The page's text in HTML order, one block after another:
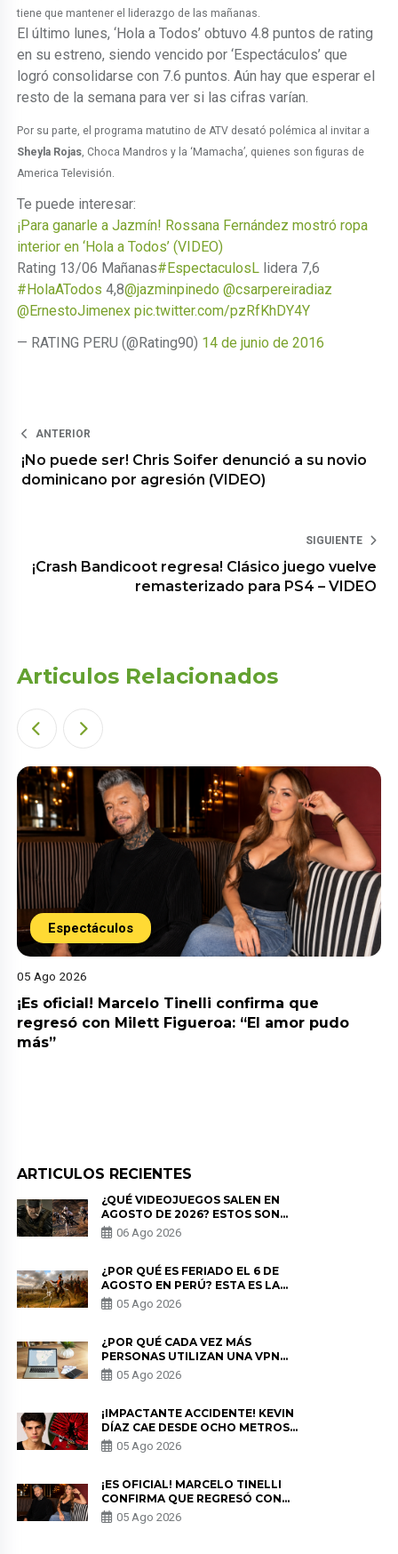
tiene que mantener el liderazgo de las mañanas.
El último lunes, ‘Hola a Todos’ obtuvo 4.8 puntos de rating
en su estreno, siendo vencido por ‘Espectáculos’ que
logró consolidarse con 7.6 puntos. Aún hay que esperar el
resto de la semana para ver si las cifras varían.
Por su parte, el programa matutino de ATV desató polémica al invitar a
Sheyla Rojas , Choca Mandros y la ‘Mamacha’, quienes son figuras de
America Televisión.
Te puede interesar:
¡Para ganarle a Jazmín! Rossana Fernández mostró ropa
interior en ‘Hola a Todos’ (VIDEO)
Rating 13/06 Mañanas#EspectaculosL lidera 7,6
#HolaATodos 4,8@jazminpinedo @csarpereiradiaz
@ErnestoJimenex pic.twitter.com/pzRfKhDY4Y
— RATING PERU (@Rating90) 14 de junio de 2016
ANTERIOR
¡No puede ser! Chris Soifer denunció a su novio
dominicano por agresión (VIDEO)
SIGUIENTE
¡Crash Bandicoot regresa! Clásico juego vuelve
remasterizado para PS4 – VIDEO
Articulos Relacionados
Espectáculos
05 Ago 2026
¡Es oficial! Marcelo Tinelli confirma que
regresó con Milett Figueroa: “El amor pudo
más”
ARTICULOS RECIENTES
¿QUÉ VIDEOJUEGOS SALEN EN
AGOSTO DE 2026? ESTOS SON
LOS ESTRENOS MÁS ESPERADOS
06 Ago 2026
¿POR QUÉ ES FERIADO EL 6 DE
AGOSTO EN PERÚ? ESTA ES LA
HISTORIA
05 Ago 2026
¿POR QUÉ CADA VEZ MÁS
PERSONAS UTILIZAN UNA VPN
PARA PROTEGER SU
PRIVACIDAD?
05 Ago 2026
¡IMPACTANTE ACCIDENTE! KEVIN
DÍAZ CAE DESDE OCHO METROS
EN “ESTO ES GUERRA” Y GENERA
PREOCUPACIÓN
05 Ago 2026
¡ES OFICIAL! MARCELO TINELLI
CONFIRMA QUE REGRESÓ CON
MILETT FIGUEROA: “EL AMOR
PUDO MÁS”
05 Ago 2026